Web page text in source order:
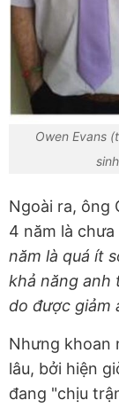
Owen Evans
Ngoài ra, ông
4 năm là
năm là quá ít
khả năng anh
do được giảm
Nhưng khoan
lâu, bởi hiện
đang "chịu